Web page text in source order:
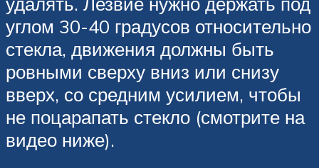
углом 30-40 градусов относительно
стекла, движения должны быть
ровными сверху вниз или снизу
вверх, со средним усилием, чтобы
не поцарапать стекло (смотрите на
видео ниже).